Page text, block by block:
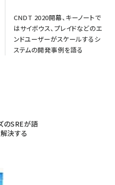
CNDT 2020開幕、キーノートで
はサイボウス、プレイドなどのエ
ンドユーザーがスケールするシ
ステムの開発事例を語る
のSREが語
決する